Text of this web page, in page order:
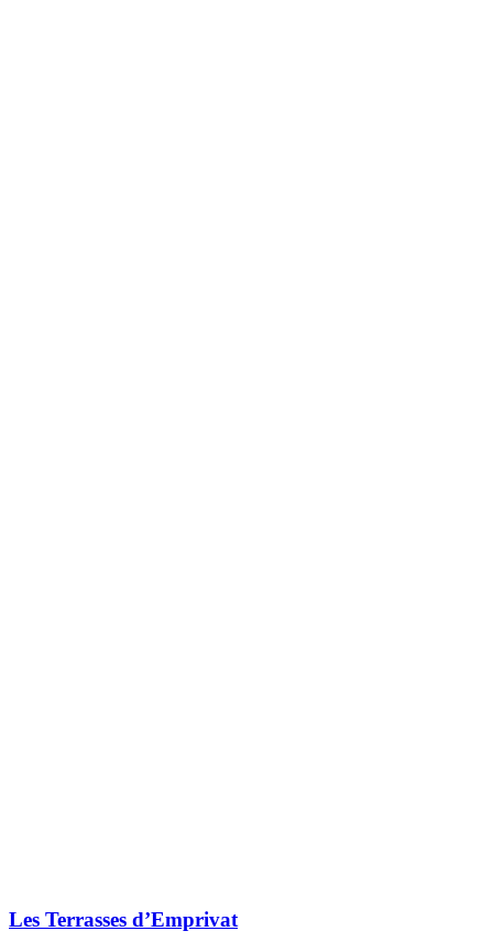
Les Terrasses d’Emprivat